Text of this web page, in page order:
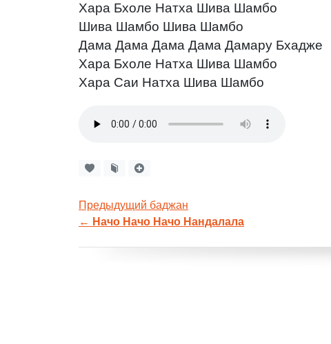
Хара Бхоле Натха Шива Шамбо
Шива Шамбо Шива Шамбо
Дама Дама Дама Дама Дамару Бхадже
Хара Бхоле Натха Шива Шамбо
Хара Саи Натха Шива Шамбо
Предыдущий баджан
← Начо Начо Начо Нандалала